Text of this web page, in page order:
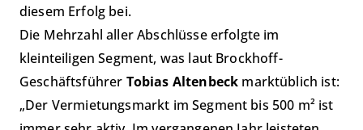
diesem Erfolg bei.
Die Mehrzahl aller Abschlüsse erfolgte im
kleinteiligen Segment, was laut Brockhoff-
Geschäftsführer Tobias Altenbeck marktüblich ist:
„Der Vermietungsmarkt im Segment bis 500 m² ist